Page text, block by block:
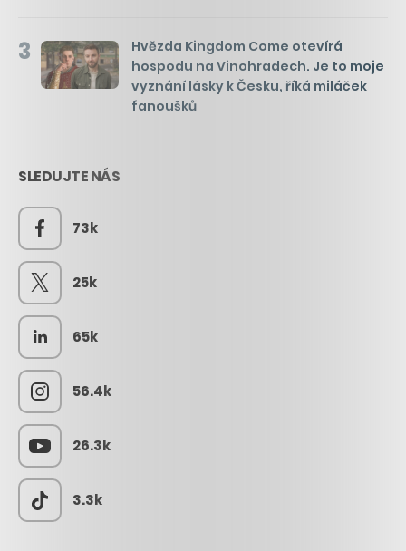
3
Hvězda Kingdom Come otevírá
hospodu na Vinohradech. Je to moje
vyznání lásky k Česku, říká miláček
fanoušků
SLEDUJTE NÁS
73k
25k
65k
56.4k
26.3k
3.3k